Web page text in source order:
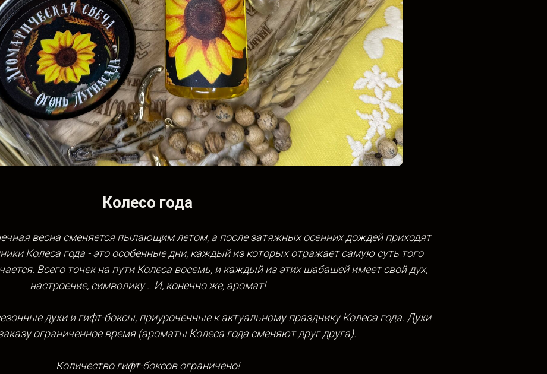
Колесо года
весна сменяется пылающим летом, а после затяжных осенних дождей приходят
Колеса года - это особенные дни, каждый из которых отражает самую суть того
Всего точек на пути Колеса восемь, и каждый из этих шабашей имеет свой дух,
настроение, символику… И, конечно же, аромат!
духи и гифт-боксы, приуроченные к актуальному празднику Колеса года. Духи
ограниченное время (ароматы Колеса года сменяют друг друга).
Количество гифт-боксов ограничено!